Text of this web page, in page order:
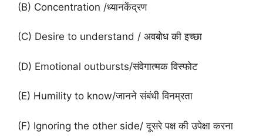
(B) Concentration /ध्यानकेंद्रण
(C) Desire to understand / अवबोध की इच्छा
(D) Emotional outbursts/संवेगात्मक विस्फोट
(E) Humility to know/जानने संबंधी विनम्रता
(F) Ignoring the other side/ दूसरे पक्ष की उपेक्षा करना